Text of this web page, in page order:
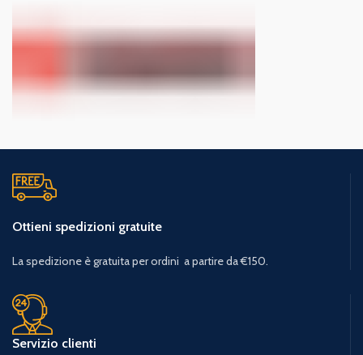
Ottieni spedizioni gratuite
La spedizione è gratuita per ordini a partire da €150.
Servizio clienti